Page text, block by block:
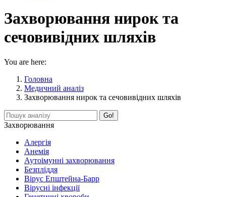
Захворювання нирок та
сечовивідних шляхів
You are here:
Головна
Медичний аналіз
Захворювання нирок та сечовивідних шляхів
Search:
Захворювання
Алергія
Анемія
Аутоімунні захворювання
Безпліддя
Вірус Епштейна-Барр
Вірусні інфекції